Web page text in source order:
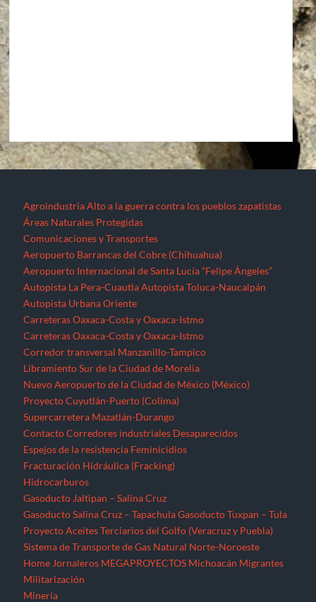
Agroindustria Alto a la guerra contra los pueblos zapatistas
Áreas Naturales Protegidas
Comunicaciones y Transportes
Aeropuerto Barrancas del Cobre (Chihuahua)
Aeropuerto Internacional de Santa Lucía “Felipe Ángeles”
Autopista La Pera-Cuautla Autopista Toluca-Naucalpán
Autopista Urbana Oriente
Carreteras Oaxaca-Costa y Oaxaca-Istmo
Carreteras Oaxaca-Costa y Oaxaca-Istmo
Corredor transversal Manzanillo-Tampico
Libramiento Sur de la Ciudad de Morelia
Nuevo Aeropuerto de la Ciudad de México (México)
Proyecto Cuyutlán-Puerto (Colima)
Supercarretera Mazatlán-Durango
Contacto Corredores industriales Desaparecidos
Espejos de la resistencia Feminicidios
Fracturación Hidráulica (Fracking)
Hidrocarburos
Gasoducto Jaltipan – Salina Cruz
Gasoducto Salina Cruz – Tapachula Gasoducto Tuxpan – Tula
Proyecto Aceites Terciarios del Golfo (Veracruz y Puebla)
Sistema de Transporte de Gas Natural Norte-Noroeste
Home Jornaleros MEGAPROYECTOS Michoacán Migrantes
Militarización
Minería